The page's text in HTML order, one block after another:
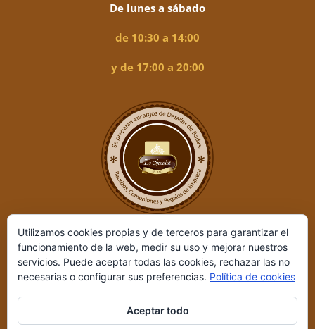
De lunes a sábado
de 10:30 a 14:00
y de 17:00 a 20:00
Utilizamos cookies propias y de terceros para garantizar el
funcionamiento de la web, medir su uso y mejorar nuestros
servicios. Puede aceptar todas las cookies, rechazar las no
necesarias o configurar sus preferencias. Política de cookies
Aceptar todo